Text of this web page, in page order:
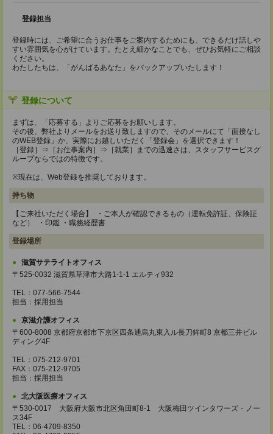
登録担当
登録時には、ご希望に合うお仕事をご案内するためにも、できるだけ話しや
すい雰囲気を心がけています。たとえ細かなことでも、ぜひお気軽にご相談
ください。
わたしたちは、「がんばるあなた」をバックアップいたします！
登録について
まずは、「応募する」よりご応募をお願いします。
その後、弊社よりメールをお送り致しますので、そのメールにて「面接なし
のWEB登録」か、実際にお越しいただく「登録会」を選択できます！
［登録］⇒［お仕事案内］⇒［就業］までの迅速さは、スタッフサービスグ
ループならではの特徴です。
※現在は、Web登録を推奨しております。
持ち物
【ご来社いただく場合】 ・ご本人が確認できるもの（運転免許証、保険証
など） ・印鑑 ・職務経歴書
登録場所
滋賀サテライトオフィス
〒525-0032 滋賀県草津市大路1-1-1 エルティ932
TEL：077-566-7544
担当：採用担当
京滋介護オフィス
〒600-8008 京都府京都市下京区四条通烏丸東入ル長刀鉾町8 京都三井ビル
ディング4F
TEL：075-212-9701
FAX：075-212-9705
担当：採用担当
北大阪医療オフィス
〒530-0017 大阪府大阪市北区角田町8-1 大阪梅田ツインタワーズ・ノー
ス34F
TEL：06-4709-8350